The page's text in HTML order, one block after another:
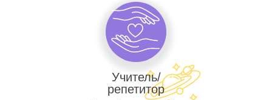
Учитель/
репетитор